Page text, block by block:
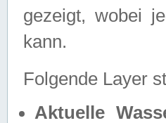
gezeigt, wobei
kann.
Folgende Layer
Aktuelle